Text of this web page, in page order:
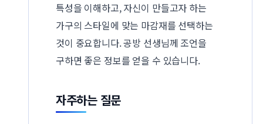
특성을 이해하고, 자신이 만들고자 하는
가구의 스타일에 맞는 마감재를 선택하는
것이 중요합니다. 공방 선생님께 조언을
구하면 좋은 정보를 얻을 수 있습니다.
자주하는 질문